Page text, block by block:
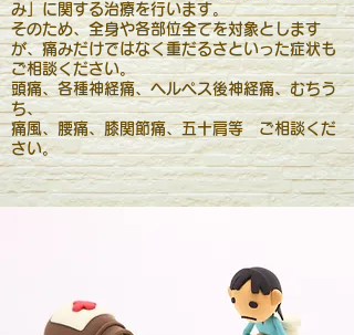
み」に関する治療を行います。
そのため、全身や各部位全てを対象とします
が、痛みだけではなく重だるさといった症状も
ご相談ください。
頭痛、各種神経痛、ヘルペス後神経痛、むちう
ち、
痛風、腰痛、膝関節痛、五十肩等 ご相談くだ
さい。